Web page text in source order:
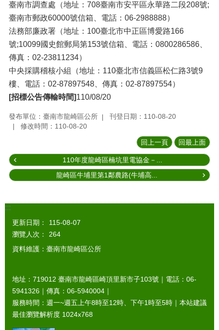
臺南市調查處（地址：708臺南市安平區永華路二段208號;
臺南市郵政60000號信箱、電話：06-2988888）
法務部廉政署（地址：100臺北市中正區博愛路166
號;10099國史館郵局第153號信箱、電話：0800286586、
傳真：02-23811234）
中央採購稽核小組（地址：110臺北市信義區松仁路3號9
樓、電話：02-87897548、傳真：02-87897554）
[招標公告傳輸時間]110/08/20
發布單位：臺南市龍崎區公所
刊登日期：110-08-20
修改時間：110-08-20
回上一頁 回最上面
110年度龍崎區楠坑里電協金－...
龍崎區牛埔里第1鄰農路(牛埔高...
:::
更新日期：
115-08-07
瀏覽人次：
264
資料維護：臺南市龍崎區公所
地址：719012 臺南市龍崎區崎頂里新市子103號｜電話：06-
5941326｜傳真：06-5940004｜
服務時間：週一~週五上午8時至12時、下午1時至5時｜本站建議
最佳瀏覽解析度 1024x768